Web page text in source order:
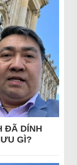
ĐÃ DÍNH
GÌ?